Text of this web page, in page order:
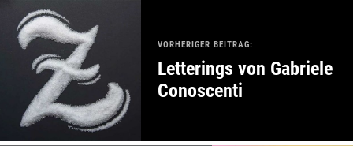
VORHERIGER BEITRAG:
Letterings von Gabriele
Conoscenti